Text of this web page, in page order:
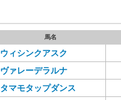
馬名
ウィシンクアスク
ヴァレーデラルナ
タマモタップダンス